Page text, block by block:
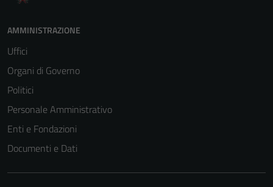
AMMINISTRAZIONE
Uffici
Organi di Governo
Politici
Personale Amministrativo
Enti e Fondazioni
Documenti e Dati